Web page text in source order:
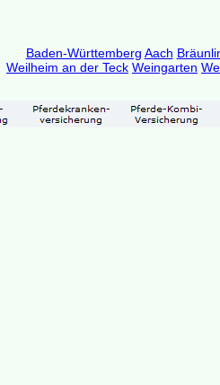
Baden-Württemberg Aach
Weilheim an der Teck Weingarten